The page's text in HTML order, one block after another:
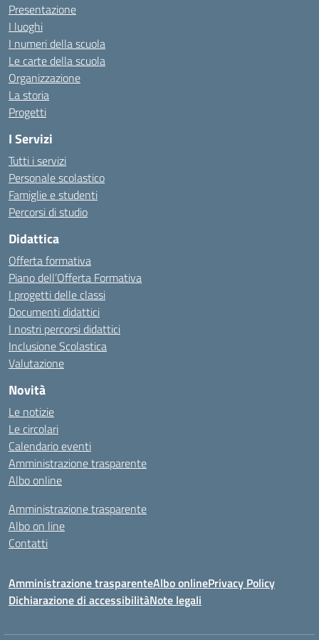
Presentazione
I luoghi
I numeri della scuola
Le carte della scuola
Organizzazione
La storia
Progetti
I Servizi
Tutti i servizi
Personale scolastico
Famiglie e studenti
Percorsi di studio
Didattica
Offerta formativa
Piano dell’Offerta Formativa
I progetti delle classi
Documenti didattici
I nostri percorsi didattici
Inclusione Scolastica
Valutazione
Novità
Le notizie
Le circolari
Calendario eventi
Amministrazione trasparente
Albo online
Amministrazione trasparente
Albo on line
Contatti
Amministrazione trasparenteAlbo onlinePrivacy Policy
Dichiarazione di accessibilitàNote legali